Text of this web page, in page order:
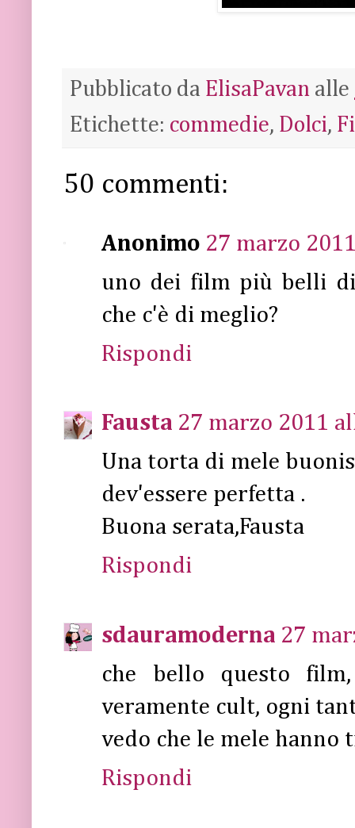
Pubblicato da ElisaPavan alle
Etichette: commedie, Dolci,
50 commenti:
Anonimo 27 marzo
uno dei film più belli
che c'è di meglio?
Rispondi
Fausta 27 marzo 2011
Una torta di mele
dev'essere perfetta .
Buona serata,Fausta
Rispondi
sdauramoderna 27
che bello questo
veramente cult, ogni
vedo che le mele hanno
Rispondi